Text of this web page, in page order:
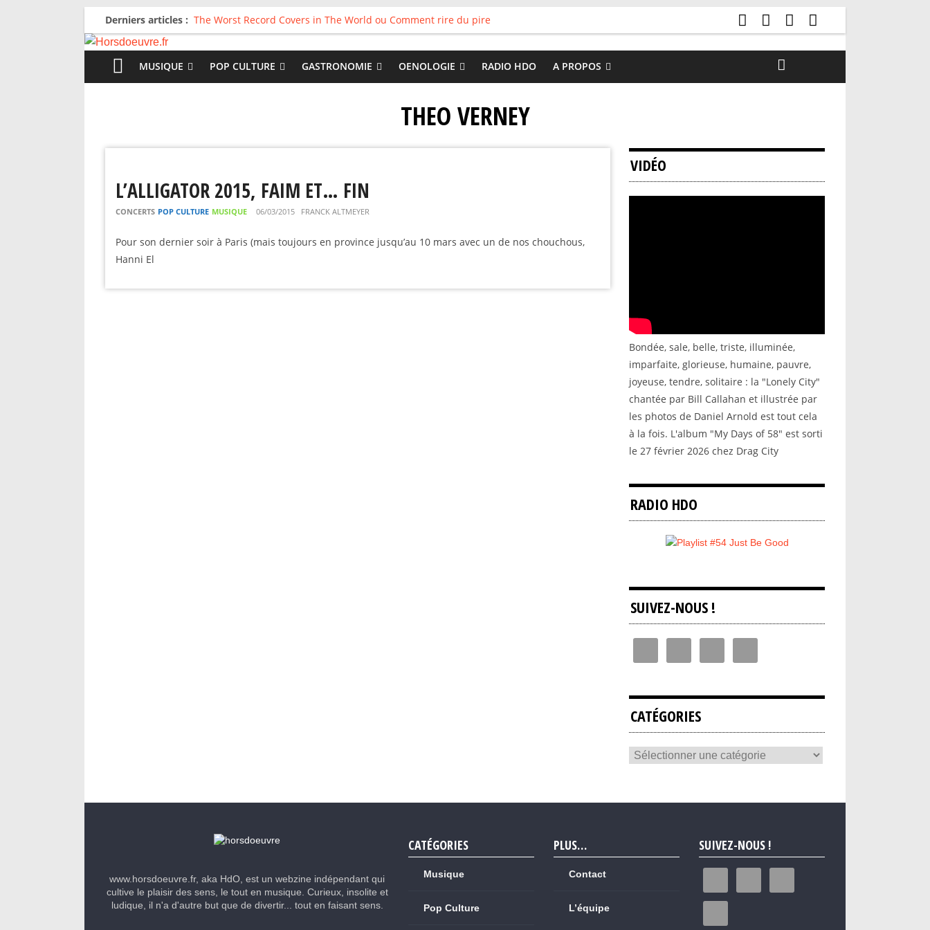
Derniers articles : The Worst Record Covers in The World ou Comment rire du pire
Avril 2026 : C’est dans les vieux pots qu’on fait les meilleurs loops !
Salvaation : Electro Ladyland
For The First Time, Again : Tyler Ballgame plie le game
Radio HDO #54 : Just be Good
MUSIQUE POP CULTURE GASTRONOMIE OENOLOGIE RADIO HDO A PROPOS
THEO VERNEY
L’ALLIGATOR 2015, FAIM ET… FIN
CONCERTS POP CULTURE MUSIQUE 06/03/2015 FRANCK ALTMEYER
Pour son dernier soir à Paris (mais toujours en province jusqu’au 10 mars avec un de nos chouchous,
Hanni El
VIDÉO
Bondée, sale, belle, triste, illuminée,
imparfaite, glorieuse, humaine, pauvre,
joyeuse, tendre, solitaire : la "Lonely City"
chantée par Bill Callahan et illustrée par
les photos de Daniel Arnold est tout cela
à la fois. L'album "My Days of 58" est sorti
le 27 février 2026 chez Drag City
RADIO HDO
SUIVEZ-NOUS !
CATÉGORIES
www.horsdoeuvre.fr, aka HdO, est un webzine indépendant qui
cultive le plaisir des sens, le tout en musique. Curieux, insolite et
ludique, il n'a d'autre but que de divertir... tout en faisant sens.
CATÉGORIES
Musique
Pop Culture
PLUS…
Contact
L’équipe
SUIVEZ-NOUS !